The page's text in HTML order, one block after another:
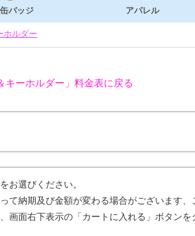
缶バッジ アパレル
ホルダー
キーホルダー」 料金表に戻る
お選びください。
て納期及び金額が変わる場合がございます、
画面右下表示の「カートに入れる」ボタン